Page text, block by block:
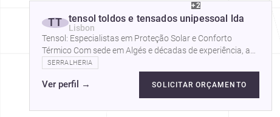
+2
TT tensol toldos e tensados unipessoal lda
Lisbon
Tensol: Especialistas em Proteção Solar e Conforto
Térmico Com sede em Algés e décadas de experiência, a
Tensol dedica-se a transformar…
SERRALHERIA
Ver perfil → SOLICITAR ORÇAMENTO